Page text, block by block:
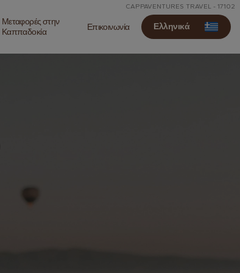
CAPPAVENTURES TRAVEL - 17102
Μεταφορές στην
Καππαδοκία
Επικοινωνία Ελληνικά